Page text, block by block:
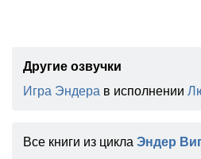
Другие озвучки
Игра Эндера в исполнении
Все книги из цикла Эндер